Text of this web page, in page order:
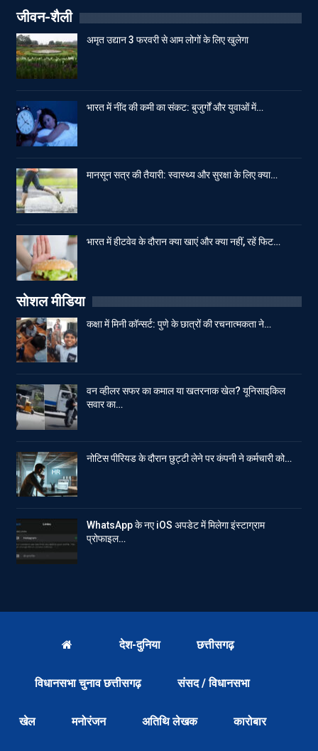
जीवन-शैली
अमृत उद्यान 3 फरवरी से आम लोगों के लिए खुलेगा
भारत में नींद की कमी का संकट: बुजुर्गों और युवाओं में…
मानसून सत्र की तैयारी: स्वास्थ्य और सुरक्षा के लिए क्या…
भारत में हीटवेव के दौरान क्या खाएं और क्या नहीं, रहें फिट…
सोशल मीडिया
कक्षा में मिनी कॉन्सर्ट: पुणे के छात्रों की रचनात्मकता ने…
वन व्हीलर सफर का कमाल या खतरनाक खेल? यूनिसाइकिल
सवार का…
नोटिस पीरियड के दौरान छुट्टी लेने पर कंपनी ने कर्मचारी को…
WhatsApp के नए iOS अपडेट में मिलेगा इंस्टाग्राम
प्रोफाइल…
देश-दुनिया छत्तीसगढ़
विधानसभा चुनाव छत्तीसगढ़ संसद / विधानसभा
खेल मनोरंजन अतिथि लेखक कारोबार